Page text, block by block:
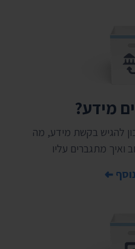
מידע?
להגיש בקשת מידע, מה
ואיך מתגברים עליו